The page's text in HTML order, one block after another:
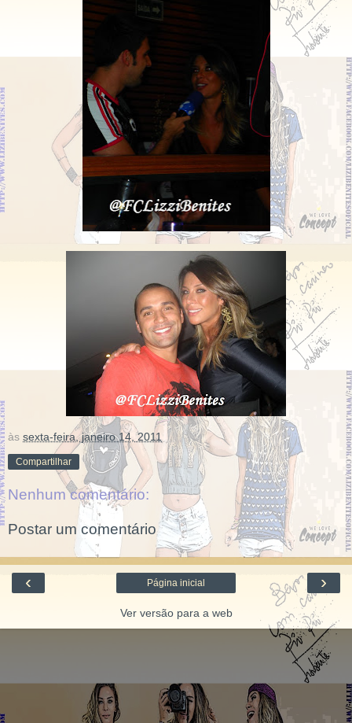
às sexta-feira, janeiro 14, 2011
Compartilhar
Nenhum comentário:
Postar um comentário
‹ ›
Página inicial
Ver versão para a web